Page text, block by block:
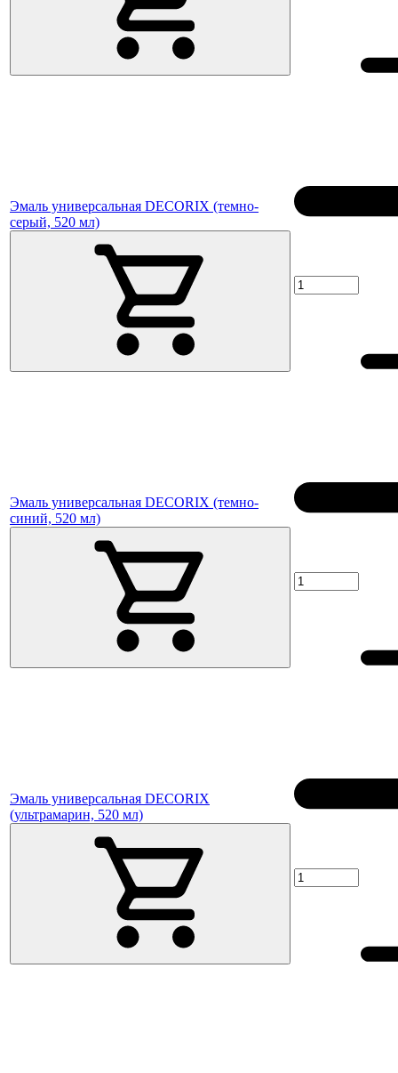
Эмаль универсальная DECORIX (темно-
серый, 520 мл)
Эмаль универсальная DECORIX (темно-
синий, 520 мл)
Эмаль универсальная DECORIX
(ультрамарин, 520 мл)